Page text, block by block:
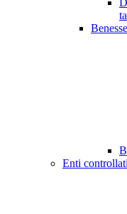
Enti controllati